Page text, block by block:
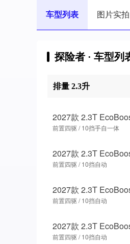
车型列表 图片实拍
探险者 · 车型列
排量 2.3升
2027款 2.3T
前置四驱 / 10挡手自一体
2027款 2.3T
前置四驱 / 10挡自动
2027款 2.3T
前置四驱 / 10挡自动
2027款 2.3T
前置四驱 / 10挡自动